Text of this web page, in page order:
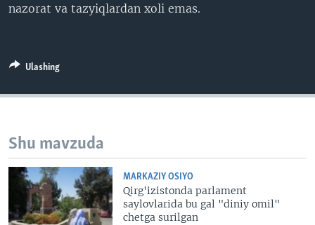
nazorat va tazyiqlardan xoli emas.
Ulashing
Shu mavzuda
MARKAZIY OSIYO
Qirg'izistonda parlament
saylovlarida bu gal "diniy omil"
chetga surilgan